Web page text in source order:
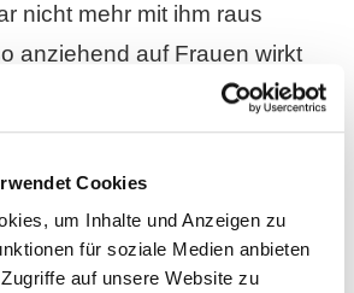
Cookies
um Inhalte und Anzeigen zu
für soziale Medien anbieten
auf unsere Website zu
nicht mehr mit ihm raus
anziehend auf Frauen wirkt
mehr solcher Beispiele im
Hier zum Beispiel Elliott, der
(in Englisch) gibt:
- Look Like Elliott Hulse